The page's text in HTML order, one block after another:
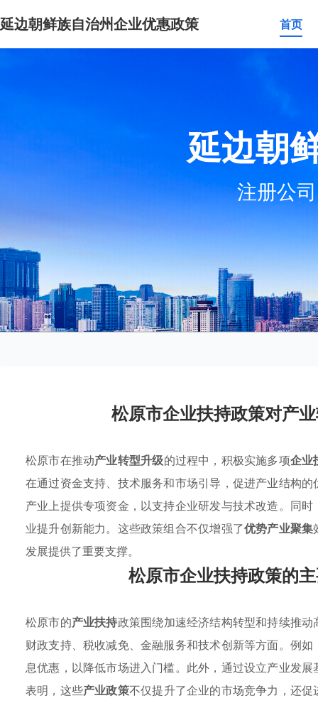
延边朝鲜族自治州企业优惠政策 首页
延边朝
注册公
松原市企业扶持政策对产
松原市在推动产业转型升级的过程中，积极实施多项企业
在通过资金支持、技术服务和市场引导，促进产业结构
产业上提供专项资金，以支持企业研发与技术改造。同
业提升创新能力。这些政策组合不仅增强了优势产业聚集
发展提供了重要支撑。
松原市企业扶持政策的
松原市的产业扶持政策围绕加速经济结构转型和持续推
财政支持、税收减免、金融服务和技术创新等方面。例
息优惠，以降低市场进入门槛。此外，通过设立产业发
表明，这些产业政策不仅提升了企业的市场竞争力，还